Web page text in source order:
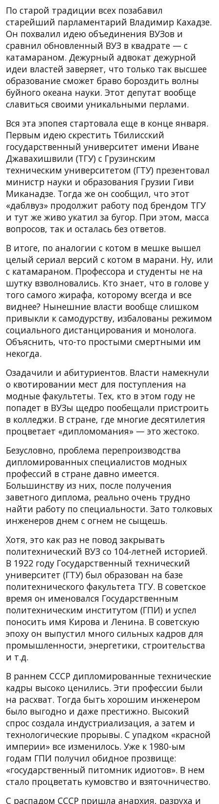
По старой традиции всех позабавил
старейший парламентарий Владимир Кахадзе.
Он похвалил идею объединения ВУЗов и
сравнил обновленный ВУЗ в квадрате — с
катамараном. Дежурный адвокат дежурной
идеи властей заверяет, что только так высшее
образование сможет браво бороздить волны
буйного океана науки. Этот депутат вообще
славиться своими уникальными перлами.
Вся эта эпопея стартовала еще в конце января.
Первым идею скрестить Тбилисский
государственный университет имени Иване
Джавахишвили (ТГУ) с Грузинским
техническим университетом (ГТУ) презентовал
министр науки и образования Грузии Гиви
Миканадзе. Тогда же он сообщил, что этот
«даблвуз» продолжит работу под брендом ТГУ
и тут же живо укатил за бугор. При этом, масса
вопросов, так и осталась без ответов.
В итоге, по аналогии с котом в мешке вышел
целый сериал версий с котом в марани. Ну, или
с катамараном. Профессора и студенты не на
шутку взволновались. Кто знает, что в голове у
того самого жирафа, которому всегда и все
виднее? Нынешние власти вообще слишком
привыкли к самодурству, избалованы режимом
социального дистанцирования и монолога.
Объяснить, что-то простыми смертными им
некогда.
Озадачили и абитуриентов. Власти намекнули
о квотировании мест для поступления на
модные факультеты. Тех, кто в этом году не
попадет в ВУЗы щедро пообещали пристроить
в колледжи. В стране, где многие десятилетия
процветает «дипломомания» — это жестоко.
Безусловно, проблема перепроизводства
дипломированных специалистов модных
профессий в стране давно имеется.
Большинству из них, после получения
заветного диплома, реально очень трудно
найти работу по специальности. Зато толковых
инженеров днем с огнем не сыщешь.
Хотя, это как раз не повод закрывать
политехнический ВУЗ со 104-летней историей.
В 1922 году Государственный технический
университет (ГТУ) был образован на базе
политехнического факультета ТГУ. В советское
время он именовался Государственным
политехническим институтом (ГПИ) и успел
поносить имя Кирова и Ленина. В советскую
эпоху он выпустил много сильных кадров для
промышленности, энергетики, строительства
и т.д.
В раннем СССР дипломированные технические
кадры высоко ценились. Эти профессии были
на расхват. Тогда быть хорошим инженером
было выгодно и даже престижно. Высокий
спрос создала индустриализация, а затем и
технологические прорывы. С упадком «красной
империи» все изменилось. Уже к 1980-ым
годам ГПИ получил обидное прозвище:
«государственный питомник идиотов». В нем
стало процветать кумовство и взяточничество.
С распадом СССР пришла анархия, разруха и